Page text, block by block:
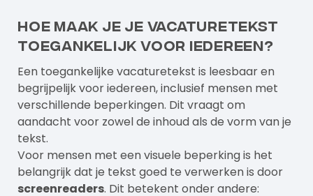
Hoe maak je je vacaturetekst
toegankelijk voor iedereen?
Een toegankelijke vacaturetekst is leesbaar en
begrijpelijk voor iedereen, inclusief mensen met
verschillende beperkingen. Dit vraagt om
aandacht voor zowel de inhoud als de vorm van je
tekst.
Voor mensen met een visuele beperking is het
belangrijk dat je tekst goed te verwerken is door
screenreaders. Dit betekent onder andere: